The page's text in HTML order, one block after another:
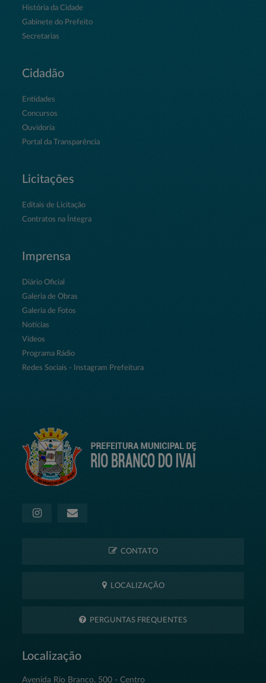
História da Cidade
Gabinete do Prefeito
Secretarias
Cidadão
Entidades
Concursos
Ouvidoria
Portal da Transparência
Licitações
Editais de Licitação
Contratos na Íntegra
Imprensa
Diário Oficial
Galeria de Obras
Galeria de Fotos
Notícias
Vídeos
Programa Rádio
Redes Sociais - Instagram Prefeitura
CONTATO
LOCALIZAÇÃO
PERGUNTAS FREQUENTES
Localização
Avenida Rio Branco, 500 - Centro